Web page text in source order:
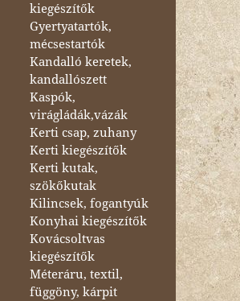
kiegészítők
Gyertyatartók,
mécsestartók
Kandalló keretek,
kandallószett
Kaspók,
virágládák,vázák
Kerti csap, zuhany
Kerti kiegészítők
Kerti kutak,
szökőkutak
Kilincsek, fogantyúk
Konyhai kiegészítők
Kovácsoltvas
kiegészítők
Méteráru, textil,
függöny, kárpit